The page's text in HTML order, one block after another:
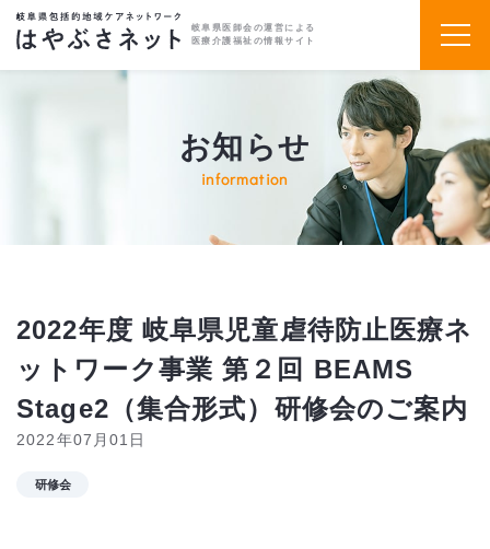
岐阜県医師会の運営による
医療介護福祉の情報サイト
お知らせ
information
2022年度 岐阜県児童虐待防止医療ネ
ットワーク事業 第２回 BEAMS
Stage2（集合形式）研修会のご案内
2022年07月01日
研修会